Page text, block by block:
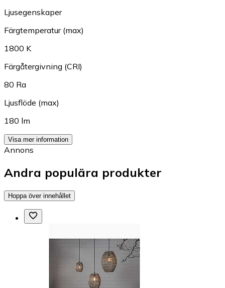
Ljusegenskaper
Färgtemperatur (max)
1800 K
Färgåtergivning (CRI)
80 Ra
Ljusflöde (max)
180 lm
Visa mer information
Annons
Andra populära produkter
Hoppa över innehållet